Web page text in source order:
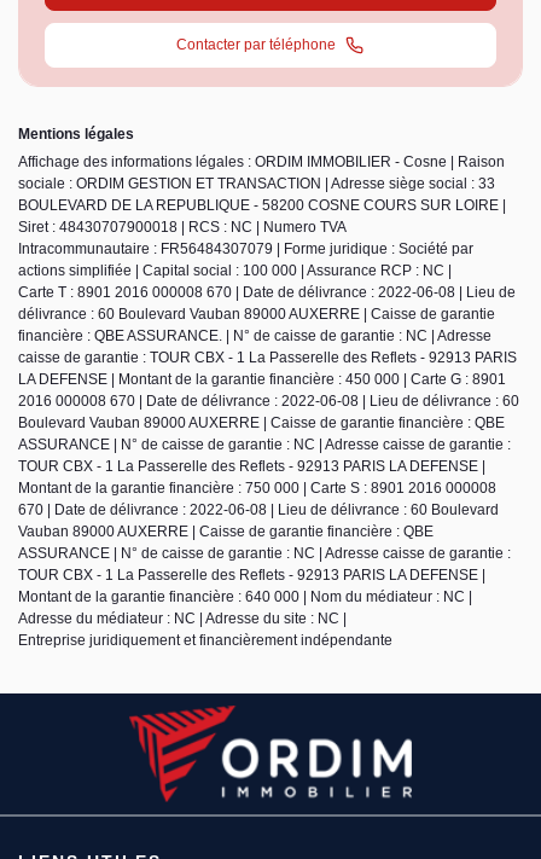
Contacter par téléphone
Mentions légales
Affichage des informations légales : ORDIM IMMOBILIER - Cosne | Raison
sociale : ORDIM GESTION ET TRANSACTION | Adresse siège social : 33
BOULEVARD DE LA REPUBLIQUE - 58200 COSNE COURS SUR LOIRE |
Siret : 48430707900018 | RCS : NC | Numero TVA
Intracommunautaire : FR56484307079 | Forme juridique : Société par
actions simplifiée | Capital social : 100 000 | Assurance RCP : NC |
Carte T : 8901 2016 000008 670 | Date de délivrance : 2022-06-08 | Lieu de
délivrance : 60 Boulevard Vauban 89000 AUXERRE | Caisse de garantie
financière : QBE ASSURANCE. | N° de caisse de garantie : NC | Adresse
caisse de garantie : TOUR CBX - 1 La Passerelle des Reflets - 92913 PARIS
LA DEFENSE | Montant de la garantie financière : 450 000 | Carte G : 8901
2016 000008 670 | Date de délivrance : 2022-06-08 | Lieu de délivrance : 60
Boulevard Vauban 89000 AUXERRE | Caisse de garantie financière : QBE
ASSURANCE | N° de caisse de garantie : NC | Adresse caisse de garantie :
TOUR CBX - 1 La Passerelle des Reflets - 92913 PARIS LA DEFENSE |
Montant de la garantie financière : 750 000 | Carte S : 8901 2016 000008
670 | Date de délivrance : 2022-06-08 | Lieu de délivrance : 60 Boulevard
Vauban 89000 AUXERRE | Caisse de garantie financière : QBE
ASSURANCE | N° de caisse de garantie : NC | Adresse caisse de garantie :
TOUR CBX - 1 La Passerelle des Reflets - 92913 PARIS LA DEFENSE |
Montant de la garantie financière : 640 000 | Nom du médiateur : NC |
Adresse du médiateur : NC | Adresse du site : NC |
Entreprise juridiquement et financièrement indépendante